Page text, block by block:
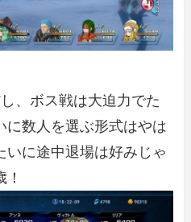
、ボス戦は大迫力でた
に数人を選ぶ形式はやは
いに途中退場は好みじゃ